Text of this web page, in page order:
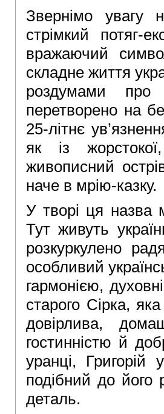
Звернімо увагу
стрімкий
вражаючий
складне життя
роздумами
перетворено на
25-літнє
як із
живописний
наче в мрію-казку.
У творі ця назва
Тут живуть
розкуркулено
особ­ливий
гармонією,
старого Сірка,
довірли­ва,
гостинністю й
уранці, Григорій
подібний до його
деталь.